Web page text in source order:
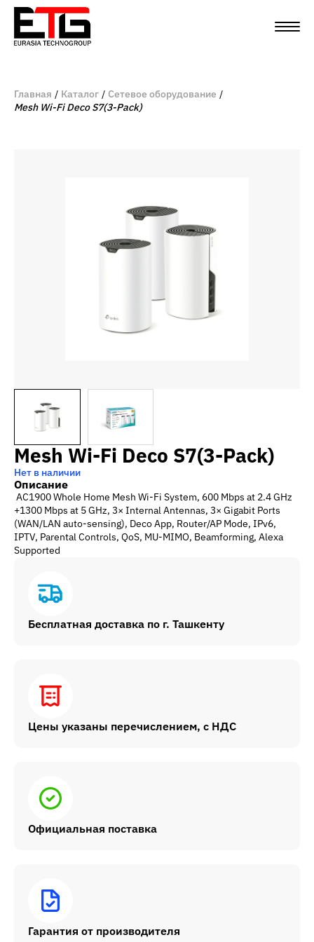
Главная Каталог
Сетевое оборудование
Mesh Wi-Fi Deco S7(3-Pack)
Mesh Wi-Fi Deco S7(3-Pack)
Нет в наличии
Описание
AC1900 Whole Home Mesh Wi-Fi System, 600 Mbps at 2.4 GHz
+1300 Mbps at 5 GHz, 3× Internal Antennas, 3× Gigabit Ports
(WAN/LAN auto-sensing), Deco App, Router/AP Mode, IPv6,
IPTV, Parental Controls, QoS, MU-MIMO, Beamforming, Alexa
Supported
Бесплатная доставка по г. Ташкенту
Цены указаны перечислением, с НДС
Официальная поставка
Гарантия от производителя